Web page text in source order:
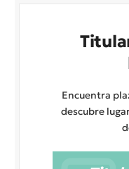
Encuentra
descubre